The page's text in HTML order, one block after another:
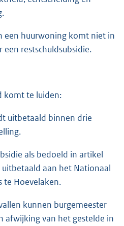
een huurwoning komt niet in
restschuldsubsidie.
komt te luiden:
uitbetaald binnen drie
als bedoeld in artikel
aan het Nationaal
te Hoevelaken.
kunnen burgemeester
afwijking van het gestelde in